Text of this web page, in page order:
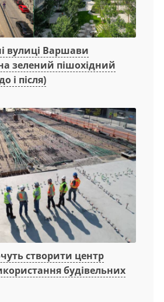
вулиці Варшави
зелений пішохідний
і після)
створити центр
будівельних